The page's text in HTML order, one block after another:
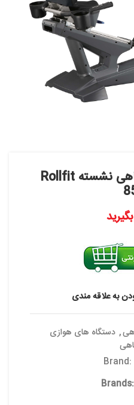
دوچرخه ثابت باشگاهی نشسته Rollfit
به علاقه مندی
, دستگاه های هوازی
Brand:
Brands: